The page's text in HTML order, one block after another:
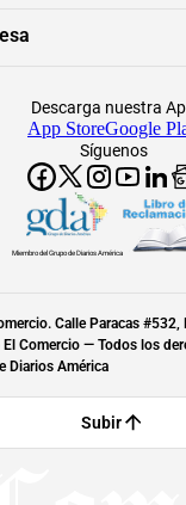
Síguenos
Descarga nuestra
App StoreGoogle
Miembro del Grupo de Diarios América
Calle Paracas
Comercio — Todos los
Diarios América
Subir